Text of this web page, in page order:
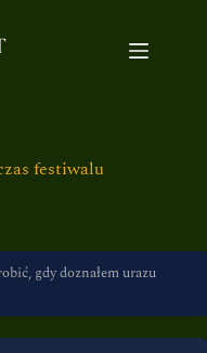
festiwalu
gdy doznałem urazu